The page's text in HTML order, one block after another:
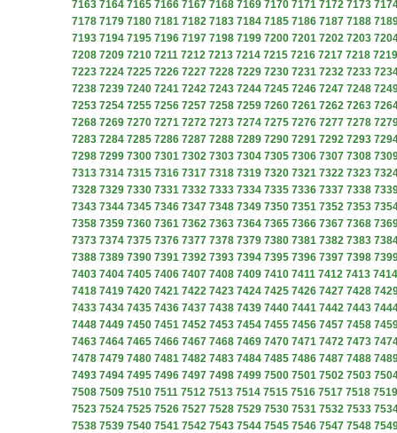
7163 7164 7165 7166 7167 7168 7169 7170 7171 7172 7173
7178 7179 7180 7181 7182 7183 7184 7185 7186 7187 7188
7193 7194 7195 7196 7197 7198 7199 7200 7201 7202 7203
7208 7209 7210 7211 7212 7213 7214 7215 7216 7217 7218 7219
7223 7224 7225 7226 7227 7228 7229 7230 7231 7232 7233
7238 7239 7240 7241 7242 7243 7244 7245 7246 7247 7248
7253 7254 7255 7256 7257 7258 7259 7260 7261 7262 7263
7268 7269 7270 7271 7272 7273 7274 7275 7276 7277 7278
7283 7284 7285 7286 7287 7288 7289 7290 7291 7292 7293
7298 7299 7300 7301 7302 7303 7304 7305 7306 7307 7308
7313 7314 7315 7316 7317 7318 7319 7320 7321 7322 7323
7328 7329 7330 7331 7332 7333 7334 7335 7336 7337 7338
7343 7344 7345 7346 7347 7348 7349 7350 7351 7352 7353
7358 7359 7360 7361 7362 7363 7364 7365 7366 7367 7368
7373 7374 7375 7376 7377 7378 7379 7380 7381 7382 7383
7388 7389 7390 7391 7392 7393 7394 7395 7396 7397 7398
7403 7404 7405 7406 7407 7408 7409 7410 7411 7412 7413 7414
7418 7419 7420 7421 7422 7423 7424 7425 7426 7427 7428
7433 7434 7435 7436 7437 7438 7439 7440 7441 7442 7443
7448 7449 7450 7451 7452 7453 7454 7455 7456 7457 7458
7463 7464 7465 7466 7467 7468 7469 7470 7471 7472 7473
7478 7479 7480 7481 7482 7483 7484 7485 7486 7487 7488
7493 7494 7495 7496 7497 7498 7499 7500 7501 7502 7503
7508 7509 7510 7511 7512 7513 7514 7515 7516 7517 7518 7519
7523 7524 7525 7526 7527 7528 7529 7530 7531 7532 7533
7538 7539 7540 7541 7542 7543 7544 7545 7546 7547 7548